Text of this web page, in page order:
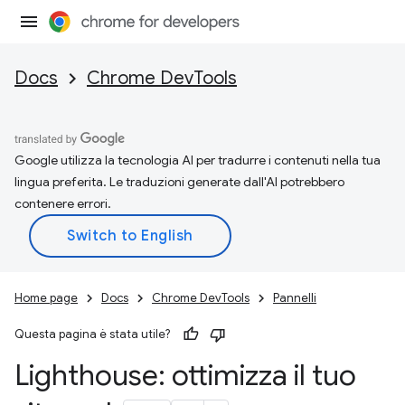
Docs Chrome DevTools
Google utilizza la tecnologia AI per tradurre i contenuti nella tua
lingua preferita. Le traduzioni generate dall'AI potrebbero
contenere errori.
Home page Docs Chrome DevTools Pannelli
Questa pagina è stata utile?
Lighthouse: ottimizza il tuo